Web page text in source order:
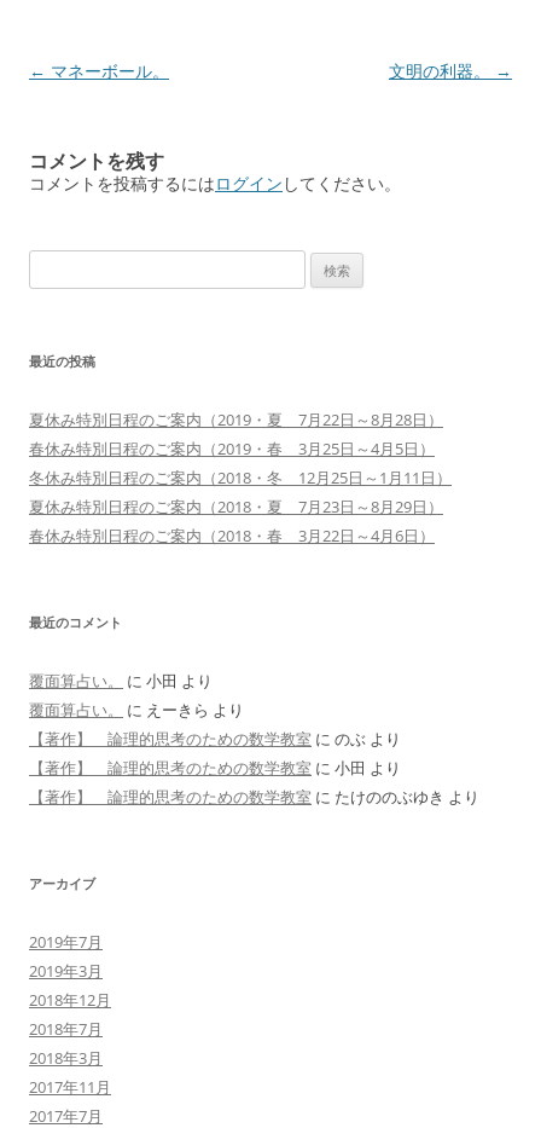
投
ビ
← マネーボール。 文明の利器。 →
コメントを残す
コメントを投稿するにはログイン してください。
索:
最近の投稿
夏休み特別日程のご案内（2019・夏 7月22日～8月28日）
春休み特別日程のご案内（2019・春 3月25日～4月5日）
冬休み特別日程のご案内（2018・冬 12月25日～1月11日）
夏休み特別日程のご案内（2018・夏 7月23日～8月29日）
春休み特別日程のご案内（2018・春 3月22日～4月6日）
最近のコメント
覆面算占い。 に 小田 より
覆面算占い。
に えーきら より
【著作】 論理的思考のための数学教室 に のぶ より
【著作】 論理的思考のための数学教室 に 小田 より
【著作】 論理的思考のための数学教室 に たけののぶゆき より
アーカイブ
2019年7月
2019年3月
2018年12月
2018年7月
2018年3月
2017年11月
2017年7月